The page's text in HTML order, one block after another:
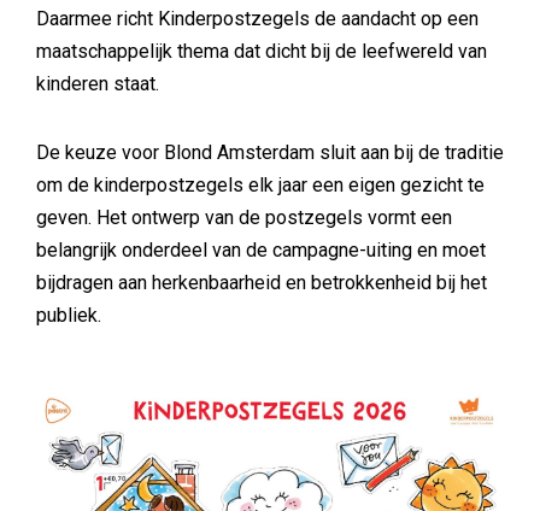
Daarmee richt Kinderpostzegels de aandacht op een
maatschappelijk thema dat dicht bij de leefwereld van
kinderen staat.
De keuze voor Blond Amsterdam sluit aan bij de traditie
om de kinderpostzegels elk jaar een eigen gezicht te
geven. Het ontwerp van de postzegels vormt een
belangrijk onderdeel van de campagne-uiting en moet
bijdragen aan herkenbaarheid en betrokkenheid bij het
publiek.